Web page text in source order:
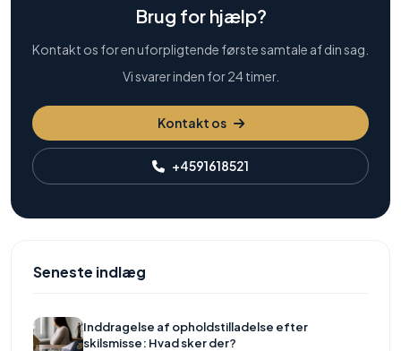
Brug for hjælp?
Kontakt os for en uforpligtende første samtale af din sag.
Vi svarer inden for 24 timer.
Kontakt os
+4591618521
Seneste indlæg
Inddragelse af opholdstilladelse efter
skilsmisse: Hvad sker der?